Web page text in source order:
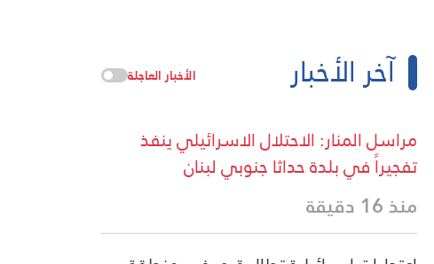
آخر الأخبار الأخبار العاجلة
مراسل المنار: الاحتلال الاسرائيلي ينفذ
تفجيراً في بلدة حداثا جنوبي لبنان
منذ 16 دقيقة